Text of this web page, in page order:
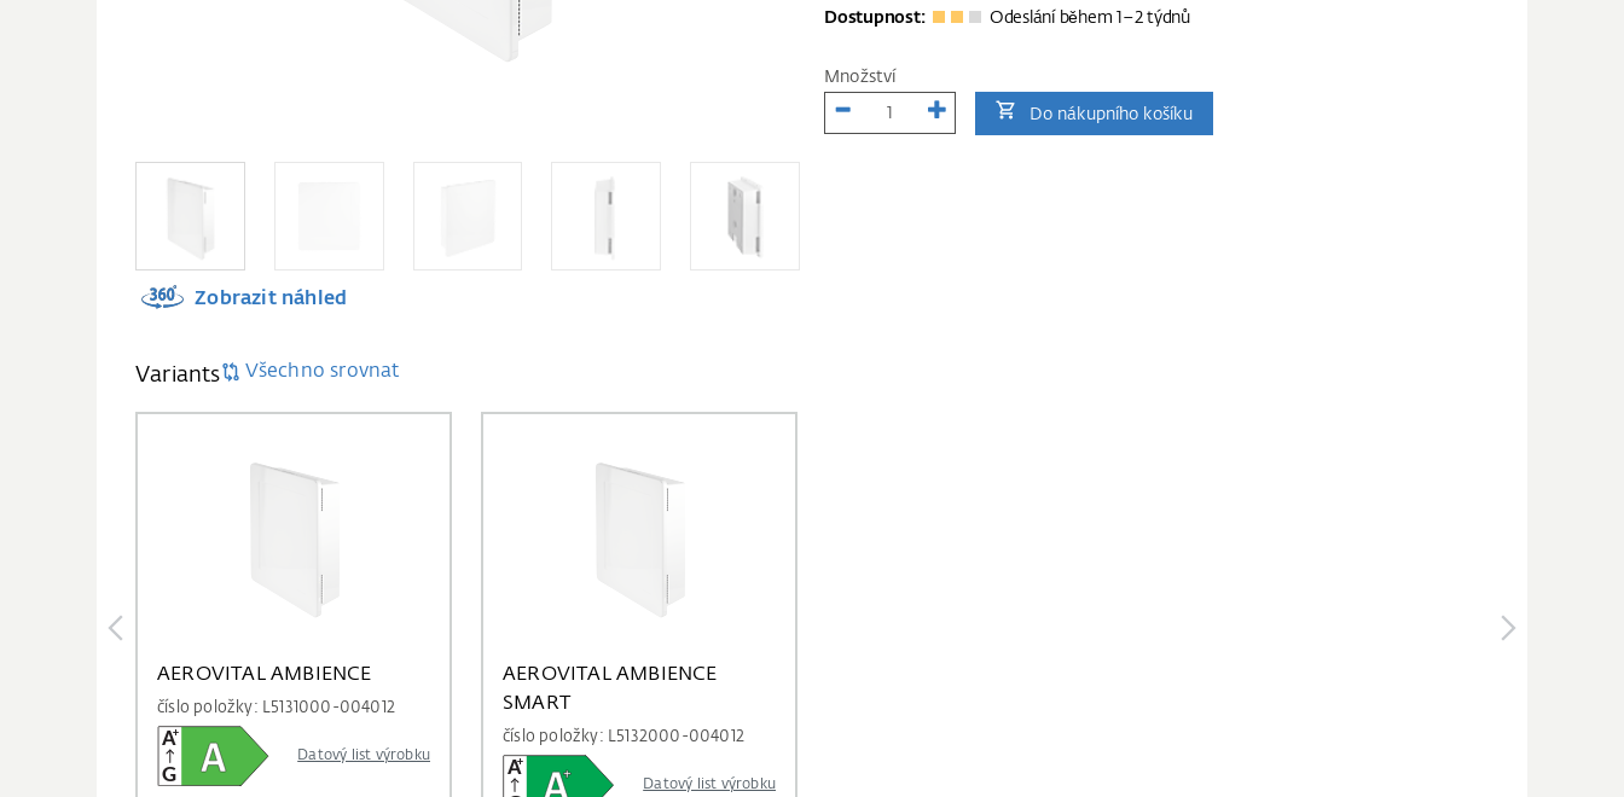
Zobrazit náhled
Dostupnost: Odeslání během 1–2 týdnů
Množství
Do nákupního košíku
Variants Všechno srovnat
AEROVITAL AMBIENCE
číslo položky: L5131000-004012
Datový list výrobku
AEROVITAL AMBIENCE
SMART
číslo položky: L5132000-004012
Datový list výrobku